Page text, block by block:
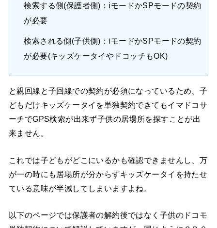
検索する側(保護者側)：iモードかSPモードの契約
が必要
検索される側(子供側)：iモードかSPモードの契約
が必要(キッズケータイやドコッチもOK)
と親回線と子回線での契約が必須になっているため、子
どもだけキッズケータイを単独契約できてもイマドコサ
ーチでGPS検索が出来ず子供の居場所を探すことが出
来ません。
これでは子どもがどこにいるかも確認できませんし、万
が一の時にも居場所が分からずキッズケータイを持たせ
ている意味が半減してしまいますよね。
以下のページでは保護者の解約後ではなく子供のドコモ